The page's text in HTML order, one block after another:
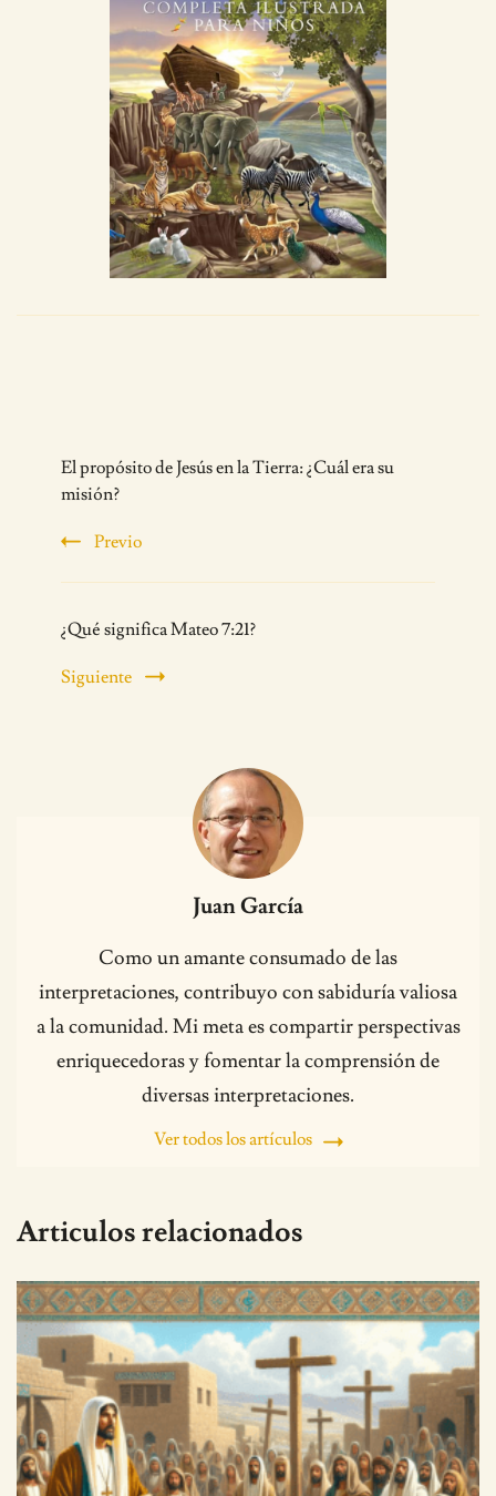
Navigation
El propósito de Jesús en la Tierra: ¿Cuál era su
misión?
Previo
¿Qué significa Mateo 7:21?
Siguiente
Juan García
Como un amante consumado de las
interpretaciones, contribuyo con sabiduría valiosa
a la comunidad. Mi meta es compartir perspectivas
enriquecedoras y fomentar la comprensión de
diversas interpretaciones.
Ver todos los artículos
Articulos relacionados